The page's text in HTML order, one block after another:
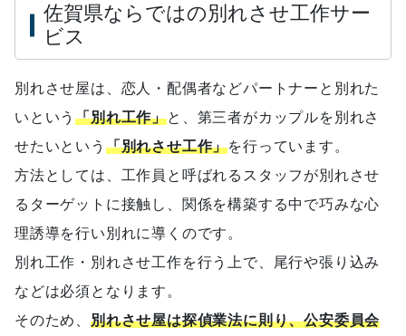
佐賀県ならではの別れさせ工作サー
ビス
別れさせ屋は、恋人・配偶者などパートナーと別れた
いという「別れ工作」と、第三者がカップルを別れさ
せたいという 「別れさせ工作」を行っています。
方法としては、工作員と呼ばれるスタッフが別れさせ
るターゲットに接触し、関係を構築する中で巧みな心
理誘導を行い別れに導くのです。
別れ工作・別れさせ工作を行う上で、尾行や張り込み
などは必須となります。
そのため、 別れさせ屋は探偵業法に則り、公安委員会